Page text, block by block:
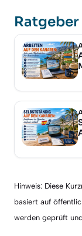
Ratgeber
Hinweis: Diese
basiert auf
werden geprüft